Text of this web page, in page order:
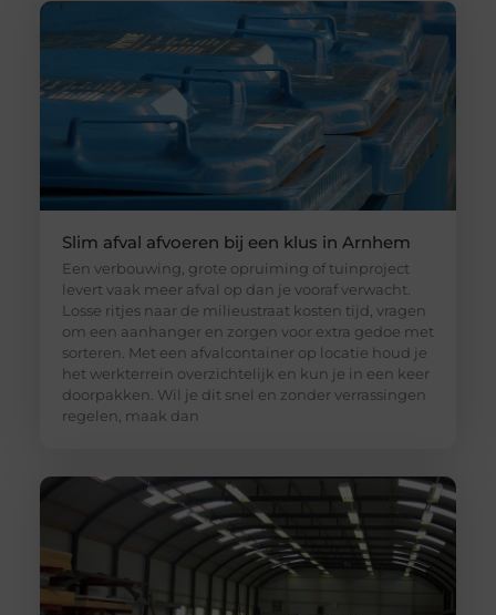
Slim afval afvoeren bij een klus in Arnhem
Een verbouwing, grote opruiming of tuinproject
levert vaak meer afval op dan je vooraf verwacht.
Losse ritjes naar de milieustraat kosten tijd, vragen
om een aanhanger en zorgen voor extra gedoe met
sorteren. Met een afvalcontainer op locatie houd je
het werkterrein overzichtelijk en kun je in een keer
doorpakken. Wil je dit snel en zonder verrassingen
regelen, maak dan